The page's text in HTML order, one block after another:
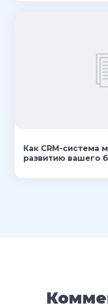
Как CRM-система
развитию вашего